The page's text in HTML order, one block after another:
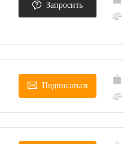
Запросить
Подписаться